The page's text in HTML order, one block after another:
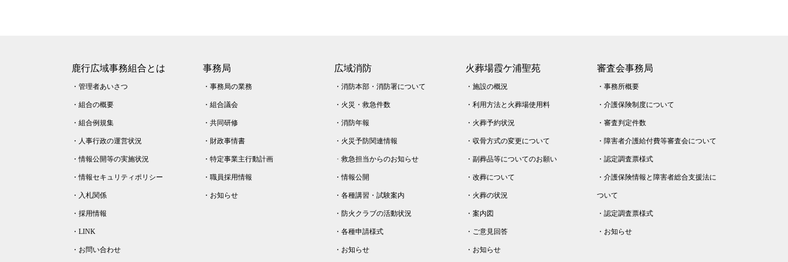
鹿行広域事務組合とは
・ 管理者あいさつ
・ 組合の概要
・ 組合例規集
・ 人事行政の運営状況
・情報公開等の実施状況
・情報セキュリティポリシー
・ 入札関係
・ 採用情報
・ LINK
・ お問い合わせ
事務局
・ 事務局の業務
・ 組合議会
・ 共同研修
・ 財政事情書
・ 特定事業主行動計画
・ 職員採用情報
・ お知らせ
広域消防
・ 消防本部・消防署について
・ 火災・ 救急件数
・ 消防年報
・ 火災予防関連情報
・ 救急担当からのお知らせ
・情報公開
・ 各種講習・試験案内
・ 防火クラブの活動状況
・ 各種申請様式
・ お知らせ
火葬場霞ケ浦聖苑
・ 施設の概況
・ 利用方法と火葬場使用料
・ 火葬予約状況
・ 収骨方式の変更について
・ 副葬品等についてのお願い
・ 改葬について
・ 火葬の状況
・ 案内図
・ ご意見回答
・ お知らせ
審査会事務局
・ 事務所概要
・ 介護保険制度について
・ 審査判定件数
・ 障害者介護給付費等審査会について
・ 認定調査票様式
・ 介護保険情報と障害者総合支援法に
ついて
・ 認定調査票様式
・ お知らせ